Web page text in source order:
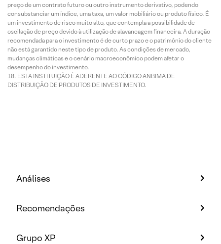
preço de um contrato futuro ou outro instrumento derivativo, podendo
consubstanciar um índice, uma taxa, um valor mobiliário ou produto físico. É
um investimento de risco muito alto, que contempla a possibilidade de
oscilação de preço devido à utilização de alavancagem financeira. A duração
recomendada para o investimento é de curto prazo e o patrimônio do cliente
não está garantido neste tipo de produto. As condições de mercado,
mudanças climáticas e o cenário macroeconômico podem afetar o
desempenho do investimento.
ESTA INSTITUIÇÃO É ADERENTE AO CÓDIGO ANBIMA DE
DISTRIBUIÇÃO DE PRODUTOS DE INVESTIMENTO.
Análises
Recomendações
Grupo XP